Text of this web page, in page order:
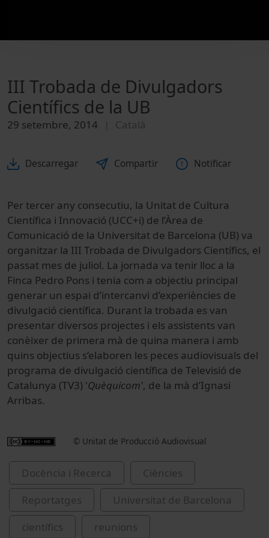
III Trobada de Divulgadors
Científics de la UB
29 setembre, 2014 Català
Descarregar Compartir Notificar
Per tercer any consecutiu, la Unitat de Cultura
Científica i Innovació (UCC+i) de l’Àrea de
Comunicació de la Universitat de Barcelona (UB) va
organitzar la III Trobada de Divulgadors Científics, el
passat mes de juliol. La jornada va tenir lloc a la
Finca Pedro Pons i tenia com a objectiu principal
generar un espai d’intercanvi d’experiències de
divulgació científica. Durant la trobada es van
presentar diversos projectes i els assistents van
conèixer de primera mà de quina manera i amb
quins objectius s’elaboren les peces audiovisuals del
programa de divulgació científica de Televisió de
Catalunya (TV3) 'Quèquicom', de la mà d’Ignasi
Arribas.
© Unitat de Producció Audiovisual
Docència i Recerca
Ciències
Reportatges
Universitat de Barcelona
científics
reunions